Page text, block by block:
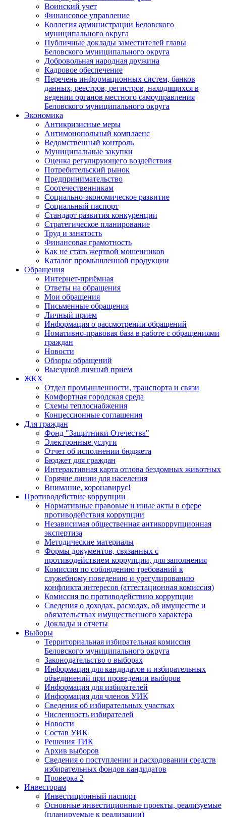
Воинский учет
Финансовое управление
Коллегия администрации Беловского
муниципального округа
Публичные доклады заместителей главы
Беловского муниципального округа
Добровольная народная дружина
Кадровое обеспечение
Перечень информационных систем, банков
данных, реестров, регистров, находящихся в
ведении органов местного самоуправления
Беловского муниципального округа
Экономика
Антикризисные меры
Антимонопольный комплаенс
Ведомственный контроль
Муниципальные закупки
Оценка регулирующего воздействия
Потребительский рынок
Предпринимательство
Соотечественникам
Социально-экономическое развитие
Социальный паспорт
Стандарт развития конкуренции
Стратегическое планирование
Труд и занятость
Финансовая грамотность
Как не стать жертвой мошенников
Каталог промышленной продукции
Обращения
Интернет-приёмная
Ответы на обращения
Мои обращения
Письменные обращения
Личный прием
Информация о рассмотрении обращений
Номативно-правовая база в работе с обращениями
граждан
Новости
Обзоры обращений
Выездной личный прием
ЖКХ
Отдел промышленности, транспорта и связи
Комфортная городская среда
Схемы теплоснабжения
Концессионные соглашения
Для граждан
Фонд "Защитники Отечества"
Электронные услуги
Отчет об исполнении бюджета
Бюджет для граждан
Интерактивная карта отлова бездомных животных
Горячие линии для населения
Внимание, коронавирус!
Противодействие коррупции
Нормативные правовые и иные акты в сфере
противодействия коррупции
Независимая общественная антикоррупционная
экспертиза
Методические материалы
Формы документов, связанных с
противодействием коррупции, для заполнения
Комиссия по соблюдению требований к
служебному поведению и урегулированию
конфликта интересов (аттестационная комиссия)
Комиссия по противодействию коррупции
Сведения о доходах, расходах, об имуществе и
обязательствах имущественного характера
Доклады и отчеты
Выборы
Территориальная избирательная комиссия
Беловского муниципального округа
Законодательство о выборах
Информация для кандидатов и избирательных
объединений при проведении выборов
Информация для избирателей
Информация для членов УИК
Сведения об избирательных участках
Численность избирателей
Новости
Состав УИК
Решения ТИК
Архив выборов
Сведения о поступлении и расходовании средств
избирательных фондов кандидатов
Проверка 2
Инвесторам
Инвестиционный паспорт
Основные инвестиционные проекты, реализуемые
(планируемые к реализации)